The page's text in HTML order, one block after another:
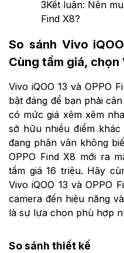
3Kết luận: Nên
Find X8?
So sánh Vivo
Cùng tầm giá, chọn
Vivo iQOO 13 và OPPO
bật đáng để bạn phải
có mức giá xêm xêm
sở hữu nhiều điểm
đang phân vân không
OPPO Find X8 mới ra
tầm giá 16 triệu. Hãy
Vivo iQOO 13 và OPPO
camera đến hiệu năng
là sự lựa chọn phù hợp
So sánh thiết kế